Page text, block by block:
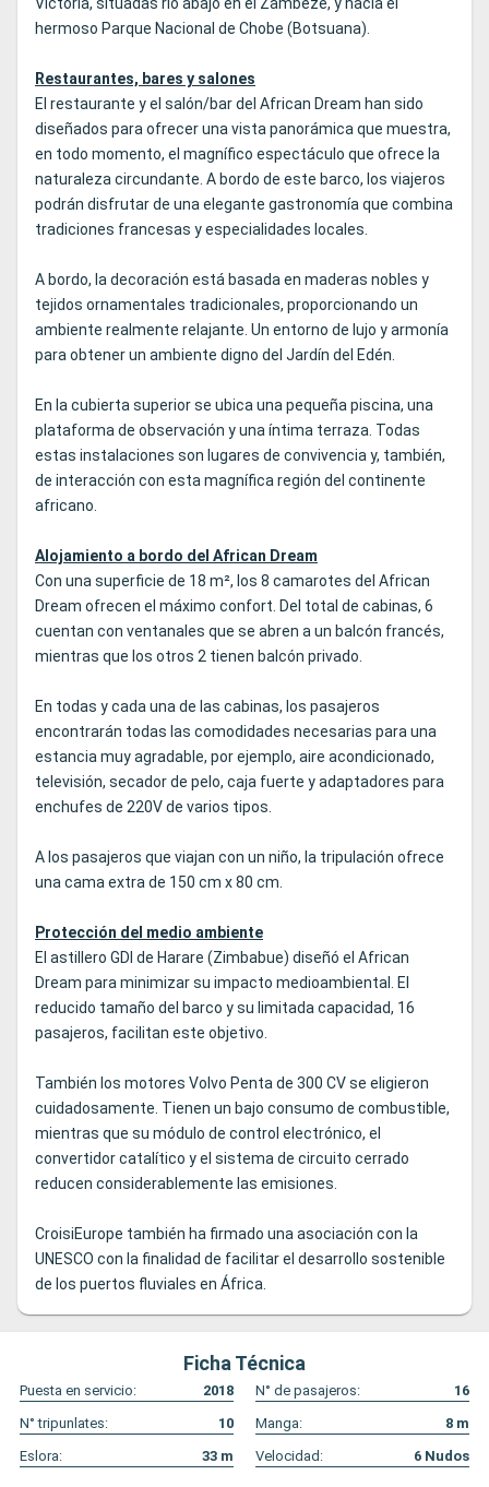
Victoria, situadas río abajo en el Zambeze, y hacia el
hermoso Parque Nacional de Chobe (Botsuana).
Restaurantes, bares y salones
El restaurante y el salón/bar del African Dream han sido
diseñados para ofrecer una vista panorámica que muestra,
en todo momento, el magnífico espectáculo que ofrece la
naturaleza circundante. A bordo de este barco, los viajeros
podrán disfrutar de una elegante gastronomía que combina
tradiciones francesas y especialidades locales.
A bordo, la decoración está basada en maderas nobles y
tejidos ornamentales tradicionales, proporcionando un
ambiente realmente relajante. Un entorno de lujo y armonía
para obtener un ambiente digno del Jardín del Edén.
En la cubierta superior se ubica una pequeña piscina, una
plataforma de observación y una íntima terraza. Todas
estas instalaciones son lugares de convivencia y, también,
de interacción con esta magnífica región del continente
africano.
Alojamiento a bordo del African Dream
Con una superficie de 18 m², los 8 camarotes del African
Dream ofrecen el máximo confort. Del total de cabinas, 6
cuentan con ventanales que se abren a un balcón francés,
mientras que los otros 2 tienen balcón privado.
En todas y cada una de las cabinas, los pasajeros
encontrarán todas las comodidades necesarias para una
estancia muy agradable, por ejemplo, aire acondicionado,
televisión, secador de pelo, caja fuerte y adaptadores para
enchufes de 220V de varios tipos.
A los pasajeros que viajan con un niño, la tripulación ofrece
una cama extra de 150 cm x 80 cm.
Protección del medio ambiente
El astillero GDI de Harare (Zimbabue) diseñó el African
Dream para minimizar su impacto medioambiental. El
reducido tamaño del barco y su limitada capacidad, 16
pasajeros, facilitan este objetivo.
También los motores Volvo Penta de 300 CV se eligieron
cuidadosamente. Tienen un bajo consumo de combustible,
mientras que su módulo de control electrónico, el
convertidor catalítico y el sistema de circuito cerrado
reducen considerablemente las emisiones.
CroisiEurope también ha firmado una asociación con la
UNESCO con la finalidad de facilitar el desarrollo sostenible
de los puertos fluviales en África.
Ficha Técnica
Puesta en servicio: 2018 N° de pasajeros:
16
N° tripunlates:
10 Manga: 8 m
Eslora:
33 m Velocidad: 6 Nudos